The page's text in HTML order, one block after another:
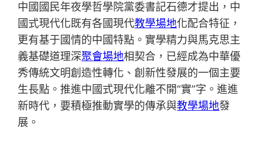
中國國民年夜學哲學院黨委書記石德才提出，中
國式現代化既有各國現代教學場地化配合特征，
更有基于國情的中國特點。實學精力與馬克思主
義基礎道理深聚會場地相契合，已經成為中華優
秀傳統文明創造性轉化、創新性發展的一個主要
生長點。推進中國式現代化離不開“實”字。進進
新時代，要積極推動實學的傳承與教學場地發
展。